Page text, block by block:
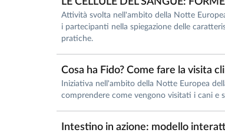
Attività svolta nell'ambito della Notte
i partecipanti nella spiegazione delle
pratiche.
Cosa ha Fido? Come fare la visita
Iniziativa nell'ambito della Notte Europea
comprendere come vengono visitati i cani e
Intestino in azione: modello